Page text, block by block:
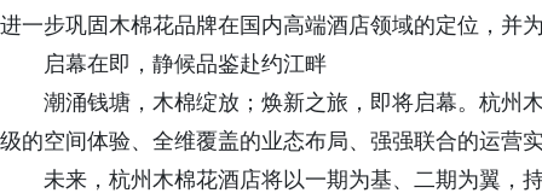
进一步巩固木棉花品牌在国内高端酒店领域的定位，并
启幕在即，静候品鉴赴约江畔
潮涌钱塘，木棉绽放；焕新之旅，即将启幕。杭州
级的空间体验、全维覆盖的业态布局、强强联合的运营
未来，杭州木棉花酒店将以一期为基、二期为翼，